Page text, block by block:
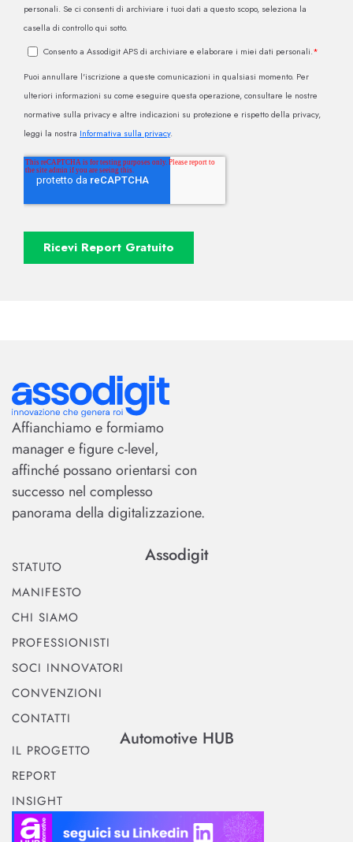
Affianchiamo e formiamo
manager e figure c-level,
affinché possano orientarsi con
successo nel complesso
panorama della digitalizzazione.
Assodigit
STATUTO
MANIFESTO
CHI SIAMO
PROFESSIONISTI
SOCI INNOVATORI
CONVENZIONI
CONTATTI
Automotive HUB
IL PROGETTO
REPORT
INSIGHT